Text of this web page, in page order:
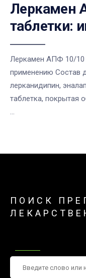
Леркамен
таблетки:
Леркамен АПФ 10/10
применению Состав
лерканидипин,
таблетка, покрытая
...
ПОИСК